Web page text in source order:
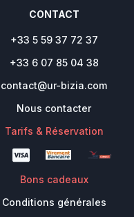
CONTACT
+33 5 59 37 72 37
+33 6 07 85 04 38
contact@ur-bizia.com
Nous contacter
Tarifs & Réservation
Bons cadeaux
Conditions générales